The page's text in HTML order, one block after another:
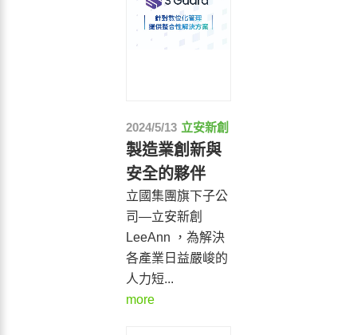
2024/5/13 立安新創
製造業創新與
安全的夥伴
立國集團旗下子公
司—立安新創
LeeAnn ，為解決
各產業日益嚴峻的
人力短...
more